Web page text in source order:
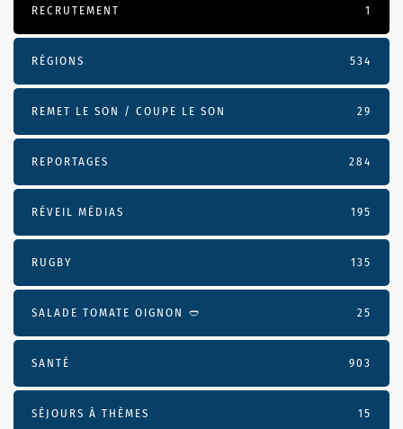
RECRUTEMENT 1
RÉGIONS 534
REMET LE SON / COUPE LE SON 29
REPORTAGES 284
RÉVEIL MÉDIAS 195
RUGBY 135
SALADE TOMATE OIGNON 🥙 25
SANTÉ 903
SÉJOURS À THÈMES 15